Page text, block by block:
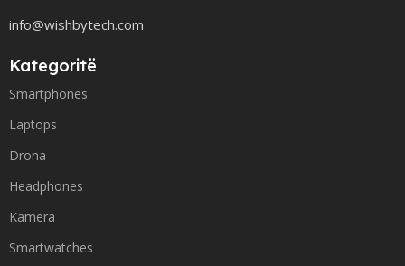
info@wishbytech.com
Kategoritë
Smartphones
Laptops
Drona
Headphones
Kamera
Smartwatches